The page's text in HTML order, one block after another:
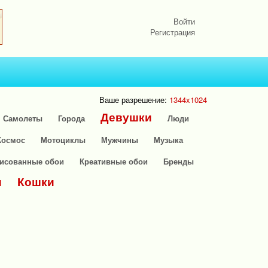
Войти
Регистрация
Ваше разрешение: 1344x1024
Самолеты
Города Девушки
Люди
Мотоциклы Мужчины
Музыка
обои
Креативные обои Бренды
Кошки